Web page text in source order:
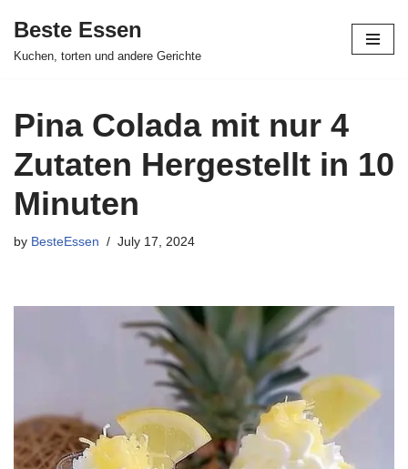
Skip
Beste Essen
Kuchen, torten und andere Gerichte
Pina Colada mit nur 4
Zutaten Hergestellt in 10
Minuten
by BesteEssen July 17, 2024